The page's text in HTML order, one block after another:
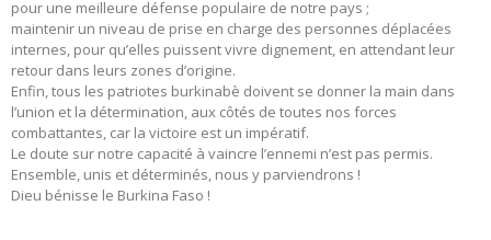
pour une meilleure défense populaire de notre pays ;
maintenir un niveau de prise en charge des personnes déplacées
internes, pour qu’elles puissent vivre dignement, en attendant leur
retour dans leurs zones d’origine.
Enfin, tous les patriotes burkinabè doivent se donner la main dans
l’union et la détermination, aux côtés de toutes nos forces
combattantes, car la victoire est un impératif.
Le doute sur notre capacité à vaincre l’ennemi n’est pas permis.
Ensemble, unis et déterminés, nous y parviendrons !
Dieu bénisse le Burkina Faso !